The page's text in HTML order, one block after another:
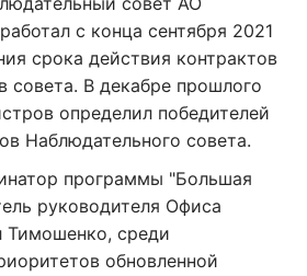
с конца сентября 2021
срока действия контрактов
совета. В декабре прошлого
определил победителей
Наблюдательного совета.
программы "Большая
руководителя Офиса
Тимошенко, среди
обновленной